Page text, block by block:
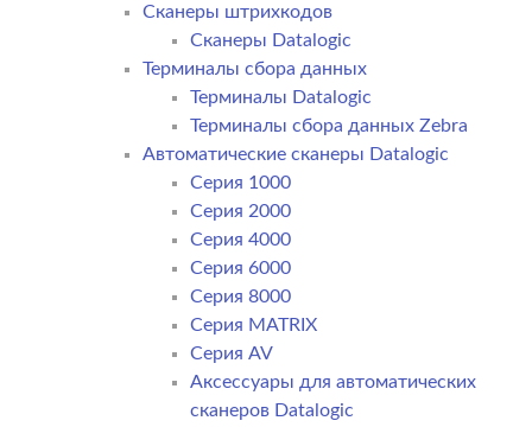
Сканеры штрихкодов
Сканеры Datalogic
Терминалы сбора данных
Терминалы Datalogic
Терминалы сбора данных Zebra
Автоматические сканеры Datalogic
Серия 1000
Серия 2000
Серия 4000
Серия 6000
Серия 8000
Серия MATRIX
Серия AV
Аксессуары для автоматических
сканеров Datalogic